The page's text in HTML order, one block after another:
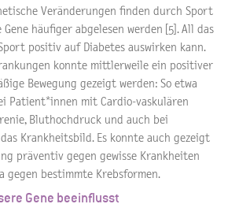
Veränderungen finden durch Sport
häufiger abgelesen werden [5]. All das
positiv auf Diabetes auswirken kann.
konnte mittlerweile ein positiver
Bewegung gezeigt werden: So etwa
Patient*innen mit Cardio-vaskulären
Bluthochdruck und auch bei
Krankheitsbild. Es konnte auch gezeigt
präventiv gegen gewisse Krankheiten
gegen bestimmte Krebsformen.
Gene beeinflusst